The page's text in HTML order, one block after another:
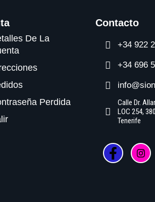
De La
Perdida
Contacto
+34 922
+34 696
Calle Dr.
LOC 254,
Tenerife